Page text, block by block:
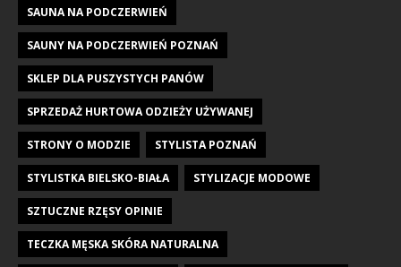
SAUNA NA PODCZERWIEŃ
SAUNY NA PODCZERWIEŃ POZNAŃ
SKLEP DLA PUSZYSTYCH PANÓW
SPRZEDAŻ HURTOWA ODZIEŻY UŻYWANEJ
STRONY O MODZIE STYLISTA POZNAŃ
STYLISTKA BIELSKO-BIAŁA STYLIZACJE MODOWE
SZTUCZNE RZĘSY OPINIE
TECZKA MĘSKA SKÓRA NATURALNA